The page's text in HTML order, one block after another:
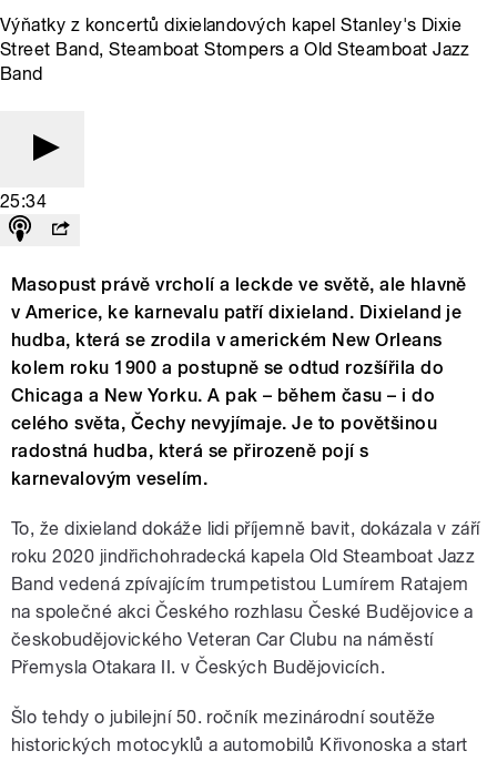
Výňatky z koncertů dixielandových kapel Stanley's Dixie
Street Band, Steamboat Stompers a Old Steamboat Jazz
Band
25:34
Masopust právě vrcholí a leckde ve světě, ale hlavně
v Americe, ke karnevalu patří dixieland. Dixieland je
hudba, která se zrodila v americkém New Orleans
kolem roku 1900 a postupně se odtud rozšířila do
Chicaga a New Yorku. A pak – během času – i do
celého světa, Čechy nevyjímaje. Je to povětšinou
radostná hudba, která se přirozeně pojí s
karnevalovým veselím.
To, že dixieland dokáže lidi příjemně bavit, dokázala v září
roku 2020 jindřichohradecká kapela Old Steamboat Jazz
Band vedená zpívajícím trumpetistou Lumírem Ratajem
na společné akci Českého rozhlasu České Budějovice a
českobudějovického Veteran Car Clubu na náměstí
Přemysla Otakara II. v Českých Budějovicích.
Šlo tehdy o jubilejní 50. ročník mezinárodní soutěže
historických motocyklů a automobilů Křivonoska a start